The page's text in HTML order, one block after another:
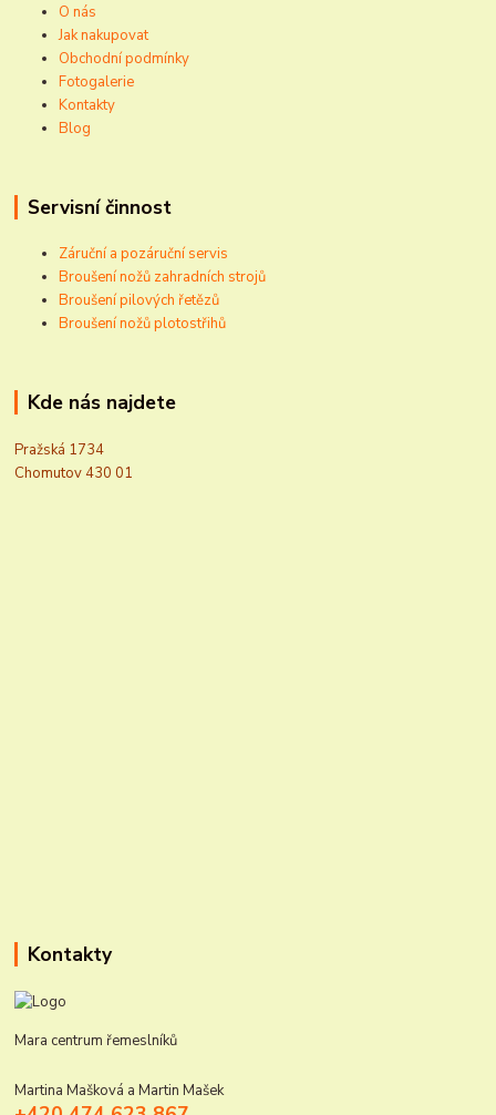
O nás
Jak nakupovat
Obchodní podmínky
Fotogalerie
Kontakty
Blog
Servisní činnost
Záruční a pozáruční servis
Broušení nožů zahradních strojů
Broušení pilových řetězů
Broušení nožů plotostřihů
Kde nás najdete
Pražská 1734
Chomutov 430 01
Kontakty
Mara centrum řemeslníků
Martina Mašková a Martin Mašek